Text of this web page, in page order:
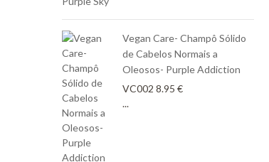
Vegan Care- Champô Sólido
de Cabelos Normais a
Oleosos- Purple Addiction
VC002 8.95 €
...